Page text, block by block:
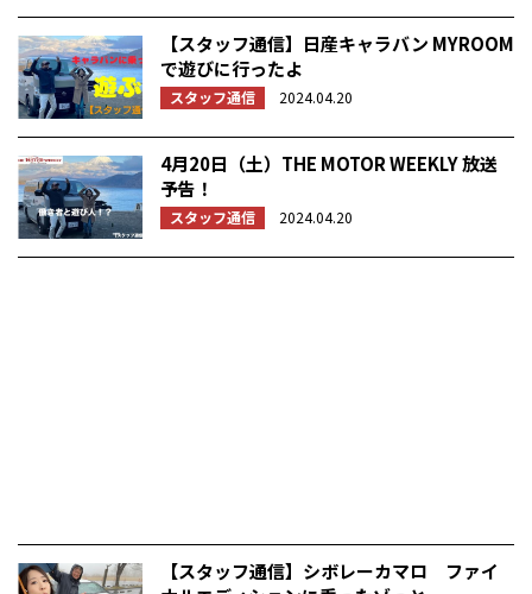
【スタッフ通信】日産キャラバン MYROOM
で遊びに行ったよ
スタッフ通信 2024.04.20
4月20日（土）THE MOTOR WEEKLY 放送
予告！
スタッフ通信 2024.04.20
【スタッフ通信】シボレーカマロ ファイ